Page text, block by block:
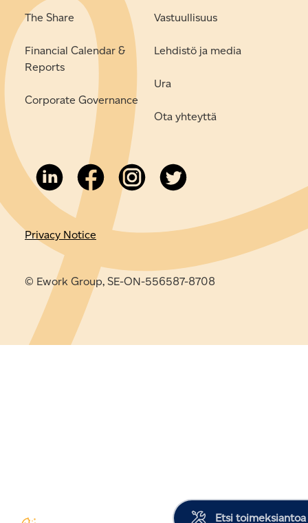
Etsi toimeksiantoa
The Share
Financial Calendar &
Reports
Corporate Governance
Vastuullisuus
Lehdistö ja media
Ura
Ota yhteyttä
© Ework Group, SE-ON-556587-8708
Privacy Notice